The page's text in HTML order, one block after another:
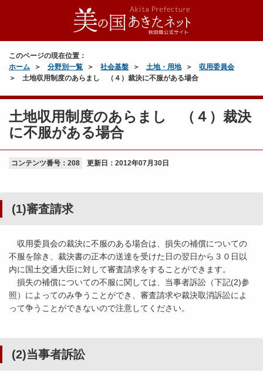
このページの現在位置：
ホーム
分野別一覧 社会基盤 土地・用地
収用委員会
土地収用制度のあらまし （４）裁決に不服がある場合
土地収用制度のあらまし （４）裁決
に不服がある場合
コンテンツ番号：208 更新日： 2012年07月30日
(1)審査請求
収用委員会の裁決に不服のある場合は、損失の補償についての
不服を除き、裁決書の正本の送達を受けた日の翌日から３０日以
内に国土交通大臣に対して審査請求をすることができます。
損失の補償についての不服に関しては、当事者訴訟（下記(2)参
照）によってのみ争うことができ、審査請求や裁決取消訴訟によ
って争うことができないので注意してください。
(2)当事者訴訟